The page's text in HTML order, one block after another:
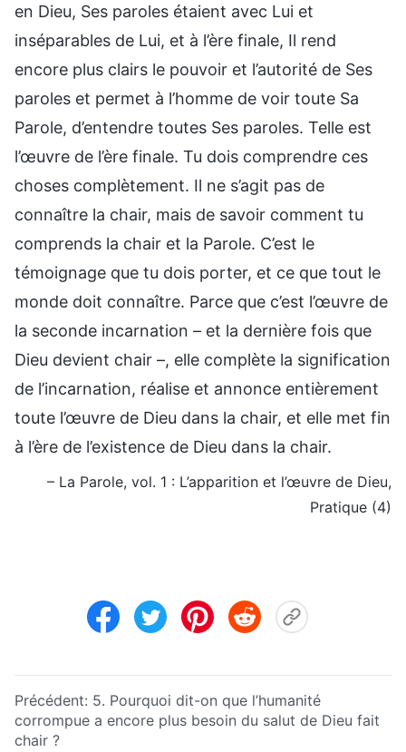
en Dieu, Ses paroles étaient avec Lui et
inséparables de Lui, et à l’ère finale, Il rend
encore plus clairs le pouvoir et l’autorité de Ses
paroles et permet à l’homme de voir toute Sa
Parole, d’entendre toutes Ses paroles. Telle est
l’œuvre de l’ère finale. Tu dois comprendre ces
choses complètement. Il ne s’agit pas de
connaître la chair, mais de savoir comment tu
comprends la chair et la Parole. C’est le
témoignage que tu dois porter, et ce que tout le
monde doit connaître. Parce que c’est l’œuvre de
la seconde incarnation – et la dernière fois que
Dieu devient chair –, elle complète la signification
de l’incarnation, réalise et annonce entièrement
toute l’œuvre de Dieu dans la chair, et elle met fin
à l’ère de l’existence de Dieu dans la chair.
– La Parole, vol. 1 : L’apparition et l’œuvre de Dieu,
Pratique (4)
Précédent: 5. Pourquoi dit-on que l’humanité
corrompue a encore plus besoin du salut de Dieu fait
chair ?